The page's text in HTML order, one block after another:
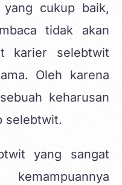
yang cukup baik,
tidak akan
karier selebtwit
Oleh karena
keharusan
selebtwit.
yang sangat